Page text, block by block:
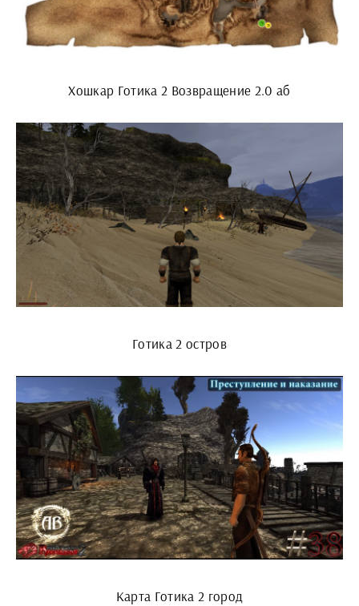
Хошкар Готика 2 Возвращение 2.0 аб
Готика 2 остров
Карта Готика 2 город